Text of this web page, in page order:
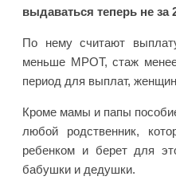
выдаваться теперь не за
По нему считают
меньше МРОТ, стаж
период для выплат,
Кроме мамы и папы
любой родственник,
ребенком и берет для
бабушки и дедушки.